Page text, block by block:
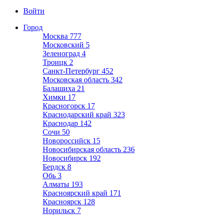
Войти
Город
Москва 777
Московский 5
Зеленоград 4
Троицк 2
Санкт-Петербург 452
Московская область 342
Балашиха 21
Химки 17
Красногорск 17
Краснодарский край 323
Краснодар 142
Сочи 50
Новороссийск 15
Новосибирская область 236
Новосибирск 192
Бердск 8
Обь 3
Алматы 193
Красноярский край 171
Красноярск 128
Норильск 7